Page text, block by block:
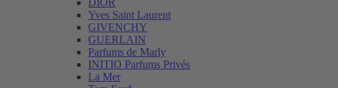
DIOR
Yves Saint Laurent
GIVENCHY
GUERLAIN
Parfums de Marly
INITIO Parfums Privés
La Mer